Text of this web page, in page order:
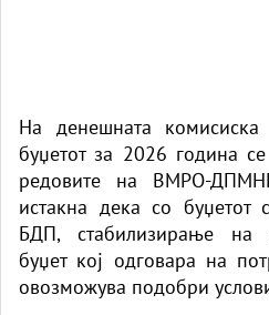
На денешната
буџетот за 2026 година
редовите на ВМРО-
истакна дека со буџетот
БДП, стабилизирање на
буџет кој одговара на
овозможува подобри